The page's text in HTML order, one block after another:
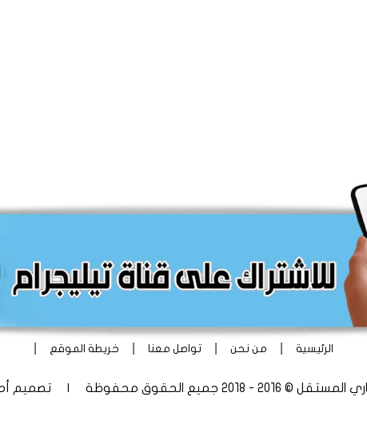
الرئيسية من نحن تواصل معنا خريطة الموقع
2018 جميع الحقوق محفوظة | تصميم